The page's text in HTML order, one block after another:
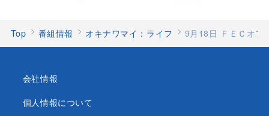
Top 番組情報 オキナワマイ：ライフ 9月18日 ＦＥＣオフ
会社情報
個人情報について